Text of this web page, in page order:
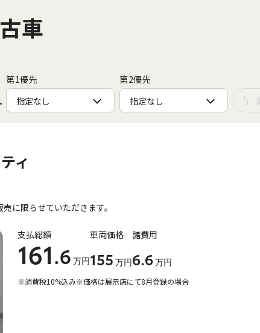
車
第1優先
指定なし
第2優先
指定なし
ィ
に限らせていただきます。
支払総額
161.6 万円
車両価格
155 万円
諸費用
6.6万円
※消費税10%込み※価格は展示店にて8月登録の場合